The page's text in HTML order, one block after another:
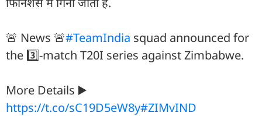
🚨 News 🚨#TeamIndia squad announced for
the 3️⃣-match T20I series against Zimbabwe.
More Details ▶️
https://t.co/sC19D5eW8y#ZIMvIND